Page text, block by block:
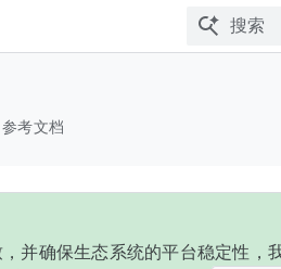
参考文档
并确保生态系统的平台稳定性，